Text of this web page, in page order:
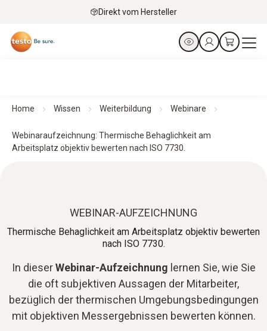
Direkt vom Hersteller
Home Wissen Weiterbildung Webinare
Webinaraufzeichnung: Thermische Behaglichkeit am
Arbeitsplatz objektiv bewerten nach ISO 7730.
WEBINAR-AUFZEICHNUNG
Thermische Behaglichkeit am Arbeitsplatz objektiv bewerten
nach ISO 7730.
In dieserWebinar-Aufzeichnung lernen Sie, wie Sie
die oft subjektiven Aussagen der Mitarbeiter,
bezüglich der thermischen Umgebungsbedingungen
mit objektiven Messergebnissen bewerten können.